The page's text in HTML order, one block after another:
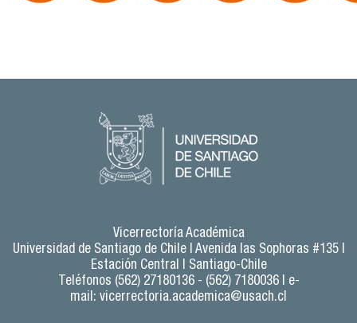
Vicerrectoría Académica
Universidad de Santiago de Chile | Avenida las Sophoras #135 |
Estación Central | Santiago-Chile
Teléfonos (562) 27180136 - (562) 7180036 | e-
mail: vicerrectoria.academica@usach.cl